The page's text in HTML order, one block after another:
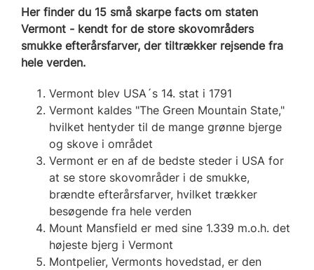
​​​​​​Her finder du 15 små skarpe facts om staten
Vermont - kendt for de store skovområders
smukke efterårsfarver, der tiltrækker rejsende fra
hele verden.
Vermont blev USA´s 14. stat i 1791
Vermont kaldes "The Green Mountain State,"
hvilket hentyder til de mange grønne bjerge
og skove i området
Vermont er en af de bedste steder i USA for
at se store skovområder i de smukke,
brændte efterårsfarver, hvilket trækker
besøgende fra hele verden
Mount Mansfield er med sine 1.339 m.o.h. det
højeste bjerg i Vermont
Montpelier, Vermonts hovedstad, er den